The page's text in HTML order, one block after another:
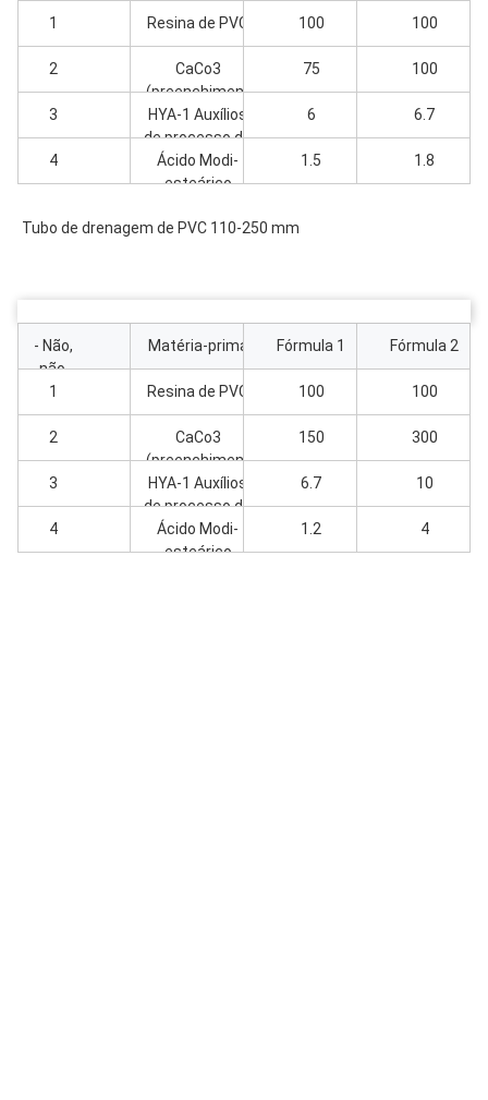
1
Resina de PVC 100 100
2
CaCo3
(preenchiment
o)
75 100
3
HYA-1 Auxílios
de processo de
PVC
6 6.7
4
Ácido Modi-
esteárico
1.5 1.8
Tubo de drenagem de PVC 110-250 mm
- Não,
não.
Matéria-prima Fórmula 1 Fórmula 2
1 Resina de PVC 100 100
2
CaCo3
(preenchiment
o)
150 300
3
HYA-1 Auxílios
de processo de
PVC
6.7 10
4
Ácido Modi-
esteárico
1.2 4